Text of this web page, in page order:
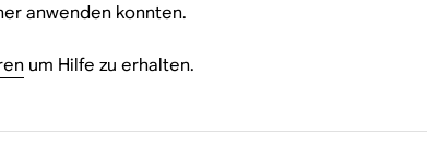
anwenden konnten.
um Hilfe zu erhalten.